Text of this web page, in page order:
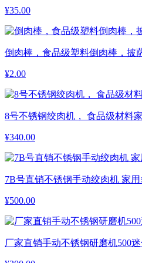
¥35.00
倒肉棒，食品级塑料倒肉棒，披
¥2.00
8号不锈钢绞肉机， 食品级材料
¥340.00
7B号直销不锈钢手动绞肉机 家
¥500.00
厂家直销手动不锈钢研磨机500